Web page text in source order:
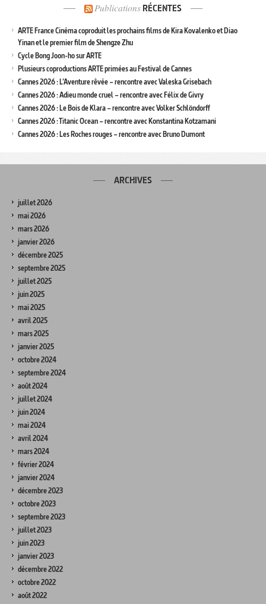
Publications RÉCENTES
ARTE France Cinéma coproduit les prochains films de Kira Kovalenko et Diao
Yinan et le premier film de Shengze Zhu
Cycle Bong Joon-ho sur ARTE
Plusieurs coproductions ARTE primées au Festival de Cannes
Cannes 2026 : L’Aventure rêvée – rencontre avec Valeska Grisebach
Cannes 2026 : Adieu monde cruel – rencontre avec Félix de Givry
Cannes 2026 : Le Bois de Klara – rencontre avec Volker Schlöndorff
Cannes 2026 : Titanic Ocean – rencontre avec Konstantina Kotzamani
Cannes 2026 : Les Roches rouges – rencontre avec Bruno Dumont
ARCHIVES
juillet 2026
mai 2026
mars 2026
janvier 2026
décembre 2025
septembre 2025
juillet 2025
juin 2025
mai 2025
avril 2025
mars 2025
janvier 2025
octobre 2024
septembre 2024
août 2024
juillet 2024
juin 2024
mai 2024
avril 2024
mars 2024
février 2024
janvier 2024
décembre 2023
octobre 2023
septembre 2023
juillet 2023
juin 2023
janvier 2023
décembre 2022
octobre 2022
août 2022